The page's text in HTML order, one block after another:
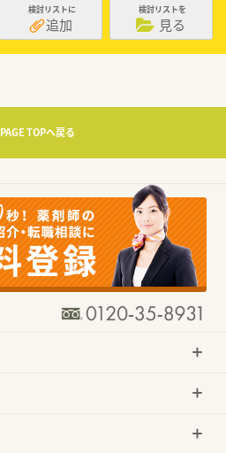
検討リストに
追加
検討リストを
見る
PAGE TOPへ戻る